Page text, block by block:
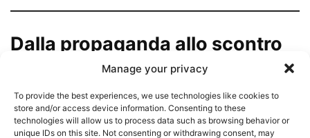
Manage your privacy
To provide the best experiences, we use technologies like cookies to
store and/or access device information. Consenting to these
technologies will allow us to process data such as browsing behavior or
unique IDs on this site. Not consenting or withdrawing consent, may
Dalla propaganda allo scontro
Il linguaggio ha conseguenze.